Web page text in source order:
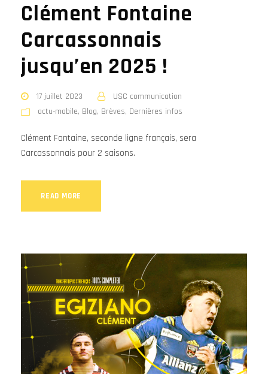
Clément Fontaine
Carcassonnais
jusqu’en 2025 !
17 juillet 2023
USC communication
actu-mobile, Blog, Brèves, Dernières infos
Clément Fontaine, seconde ligne français, sera
Carcassonnais pour 2 saisons.
READ MORE